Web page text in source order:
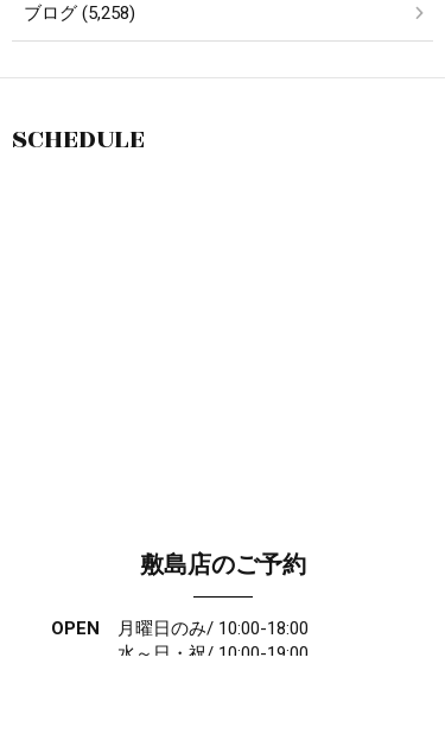
ブログ (5,258)
SCHEDULE
敷島店のご予約
OPEN
月曜日のみ/ 10:00-18:00
水～日・祝/ 10:00-19:00